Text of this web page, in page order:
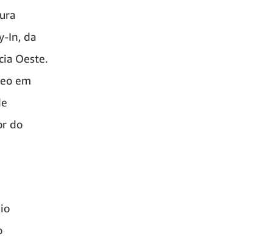
In, da
Oeste.
em
do